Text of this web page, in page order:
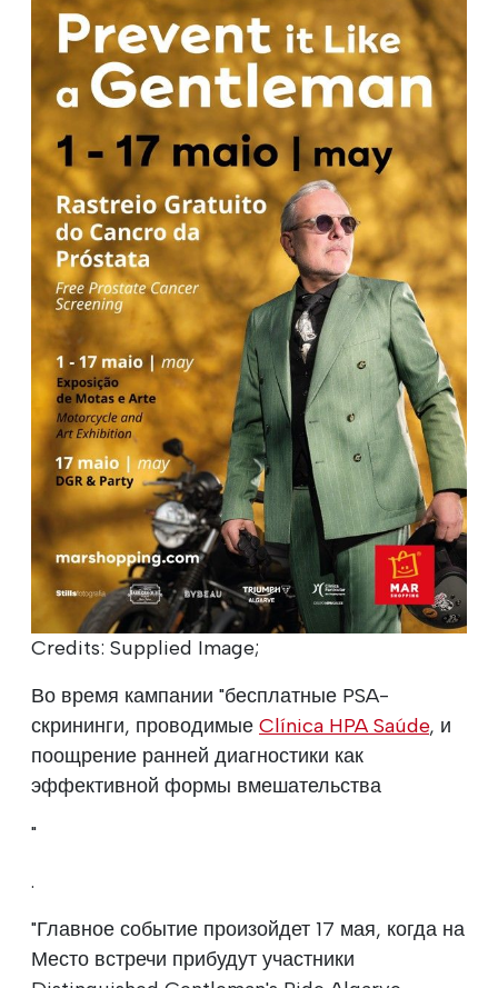
Credits: Supplied Image;
Во время кампании "бесплатные PSA-
скрининги, проводимые Clínica HPA Saúde, и
поощрение ранней диагностики как
эффективной формы вмешательства
"
.
"Главное событие произойдет 17 мая, когда на
Место встречи прибудут участники